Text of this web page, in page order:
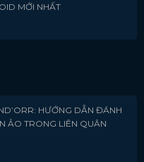
MỚI NHẤT
HƯỚNG DẪN ĐÁNH
ẢO TRONG LIÊN QUÂN